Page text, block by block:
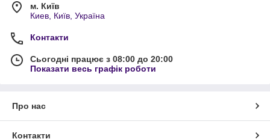
м. Київ
Киев, Київ, Україна
Контакти
Сьогодні працює з 08:00 до 20:00
Показати весь графік роботи
Про нас
Контакти